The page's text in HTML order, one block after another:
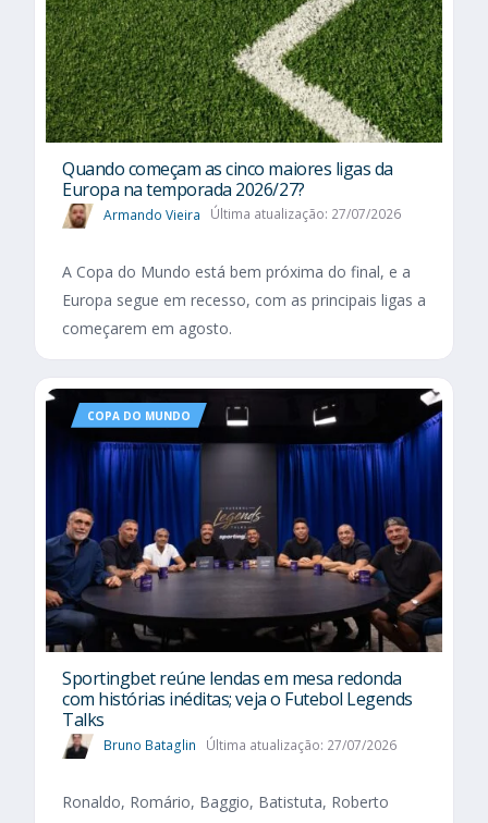
Quando começam as cinco maiores ligas da
Europa na temporada 2026/27?
Armando Vieira Última atualização: 27/07/2026
A Copa do Mundo está bem próxima do final, e a
Europa segue em recesso, com as principais ligas a
começarem em agosto.
COPA DO MUNDO
Sportingbet reúne lendas em mesa redonda
com histórias inéditas; veja o Futebol Legends
Talks
Bruno Bataglin Última atualização: 27/07/2026
Ronaldo, Romário, Baggio, Batistuta, Roberto